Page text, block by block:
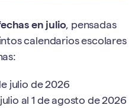
en julio, pensadas
calendarios escolares
julio de 2026
al 1 de agosto de 2026